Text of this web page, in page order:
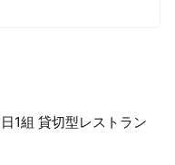
1組 貸切型レストラン